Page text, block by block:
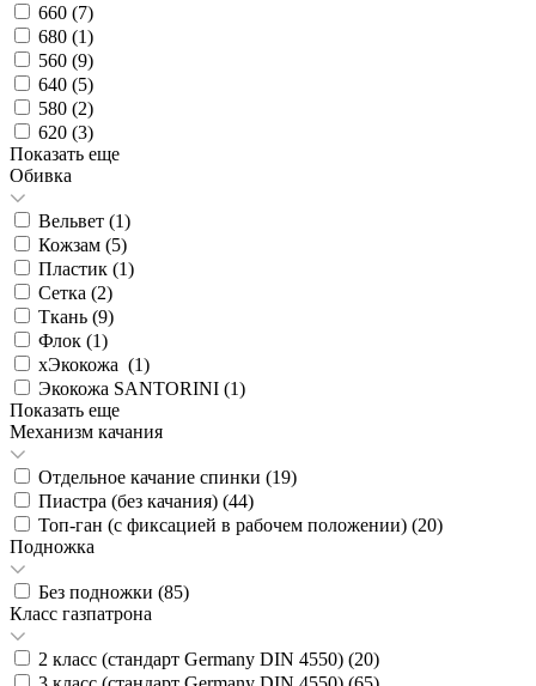
660 (7)
680 (1)
560 (9)
640 (5)
580 (2)
620 (3)
Показать еще
Обивка
Вельвет (1)
Кожзам (5)
Пластик (1)
Сетка (2)
Ткань (9)
Флок (1)
хЭкокожа (1)
Экокожа SANTORINI (1)
Показать еще
Механизм качания
Отдельное качание спинки (19)
Пиастра (без качания) (44)
Топ-ган (с фиксацией в рабочем положении) (20)
Подножка
Без подножки (85)
Класс газпатрона
2 класс (стандарт Germany DIN 4550) (20)